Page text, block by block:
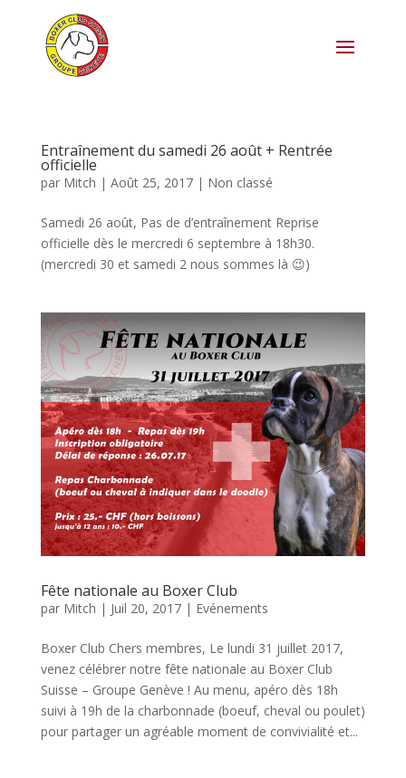
Entraînement du samedi 26 août + Rentrée
officielle
par Mitch | Août 25, 2017| Non classé
Samedi 26 août, Pas de d’entraînement Reprise
officielle dès le mercredi 6 septembre à 18h30.
(mercredi 30 et samedi 2 nous sommes là 😉)
Fête nationale au Boxer Club
par Mitch | Juil 20, 2017| Evénements
Boxer Club Chers membres, Le lundi 31 juillet 2017,
venez célébrer notre fête nationale au Boxer Club
Suisse – Groupe Genève ! Au menu, apéro dès 18h
suivi à 19h de la charbonnade (boeuf, cheval ou poulet)
pour partager un agréable moment de convivialité et...